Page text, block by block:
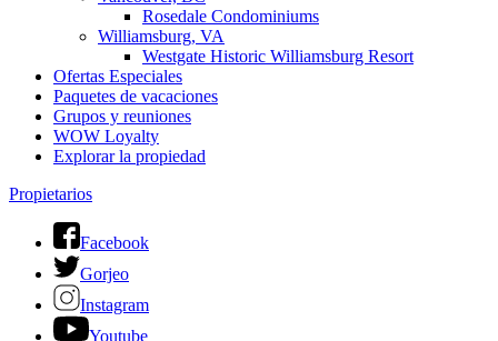
Rosedale Condominiums
Williamsburg, VA
Westgate Historic Williamsburg Resort
Ofertas Especiales
Paquetes de vacaciones
Grupos y reuniones
WOW Loyalty
Explorar la propiedad
Propietarios
Facebook
Gorjeo
Instagram
Youtube